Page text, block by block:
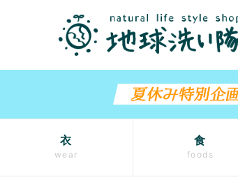
衣
wear
食
foods